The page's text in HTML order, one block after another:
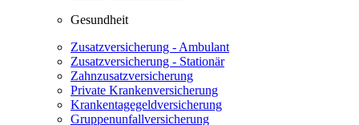
Gesundheit
Zusatzversicherung - Ambulant
Zusatzversicherung - Stationär
Zahnzusatzversicherung
Private Krankenversicherung
Krankentagegeldversicherung
Gruppenunfallversicherung